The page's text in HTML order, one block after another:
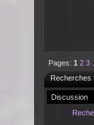
Pages: 1 2 3
Recherches
Discussion